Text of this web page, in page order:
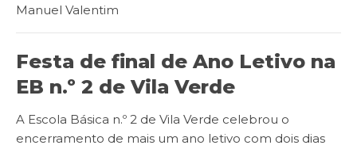
Manuel Valentim
Festa de final de Ano Letivo na
EB n.º 2 de Vila Verde
A Escola Básica n.º 2 de Vila Verde celebrou o
encerramento de mais um ano letivo com dois dias